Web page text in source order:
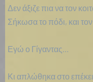
Δεν άξιζε πια να τον
Σήκωσα το πόδι, και
Εγώ ο Γίγαντας…
Κι απλώθηκα στο